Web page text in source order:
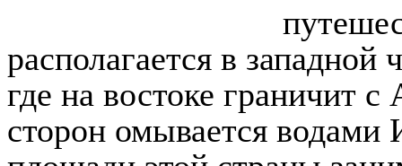
располагается в западной
где на востоке граничит
сторон омывается водами